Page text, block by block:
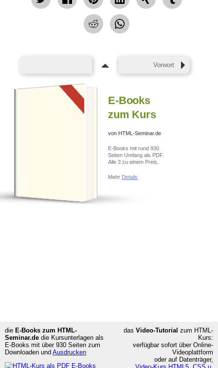
teilen
teilen
Vorwort
E-Books
zum Kurs
von HTML-Seminar.de
E-Books mit rund 930
Seiten Umfang als PDF.
Alle 3 zu einem Preis.
Mehr Details
die E-Books zum HTML-
Seminar.de die Kursunterlagen als
E-Books mit über 930 Seiten zum
Downloaden und Ausdrucken
das Video-Tutorial zum HTML-
Kurs:
verfügbar sofort über Online-
Videoplattform
oder auf Datenträger,